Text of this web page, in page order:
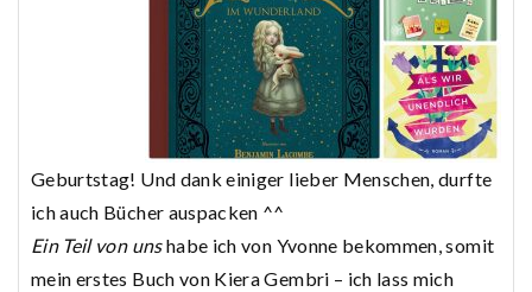
Geburtstag! Und dank einiger lieber Menschen, durfte
ich auch Bücher auspacken ^^
Ein Teil von unshabe ich von Yvonne bekommen, somit
mein erstes Buch von Kiera Gembri – ich lass mich